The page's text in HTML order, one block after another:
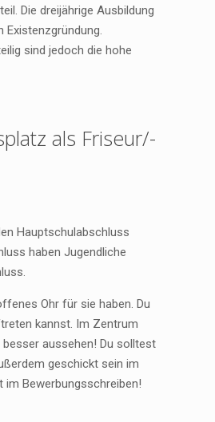
Die dreijährige Ausbildung
Existenzgründung.
sind jedoch die hohe
als Friseur/-
Hauptschulabschluss
haben Jugendliche
Ohr für sie haben. Du
kannst. Im Zentrum
aussehen! Du solltest
geschickt sein im
im Bewerbungsschreiben!